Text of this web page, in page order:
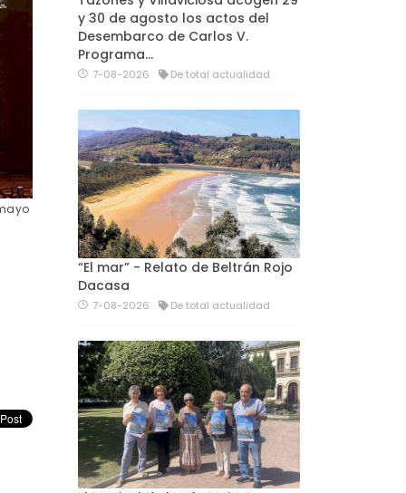
y 30 de agosto los actos del
Desembarco de Carlos V.
Programa…
7-08-2026 De total actualidad
“El mar” - Relato de Beltrán Rojo
Dacasa
7-08-2026 De total actualidad